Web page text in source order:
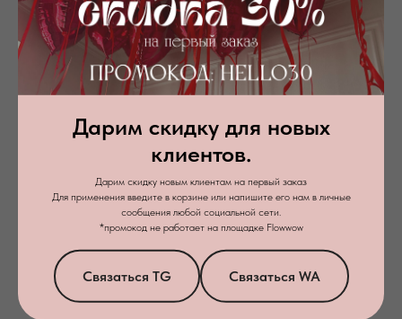
Дарим скидку для новых
клиентов.
Дарим скидку новым клиентам на первый заказ
Для применения введите в корзине или напишите его нам в личные
сообщения любой социальной сети.
*промокод не работает на площадке Flowwow
Связаться TG Связаться WA
согласие на обработку персональных данных
политикой конфиденциальности
Заказать звонок